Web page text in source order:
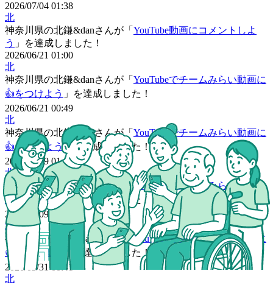
2026/07/04 01:38
北
神奈川県の北鎌&danさんが「 YouTube動画にコメントしよ
う 」を達成しました！
2026/06/21 01:00
北
神奈川県の北鎌&danさんが「 YouTubeでチームみらい動画に
👍をつけよう 」を達成しました！
2026/06/21 00:49
北
神奈川県の北鎌&danさんが「 YouTubeでチームみらい動画に
👍をつけよう」を達成しました！
2026/06/09 01:41
北
神奈川県の 北鎌&danさんが「YouTubeでチームみらい動画に
👍をつけよう 」を達成しました！
2026/06/09 01:41
北
神奈川県の 北鎌&danさんが「YouTubeでチームみらい動画に
👍をつけよう
」を達成しました！
2026/05/31 00:41
北